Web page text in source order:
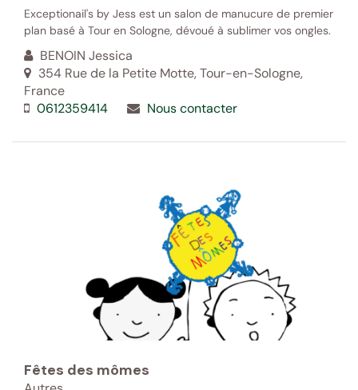
Exceptionail's by Jess est un salon de manucure de premier
plan basé à Tour en Sologne, dévoué à sublimer vos ongles.
BENOIN Jessica
354 Rue de la Petite Motte, Tour-en-Sologne,
France
0612359414
Nous contacter
Fêtes des mômes